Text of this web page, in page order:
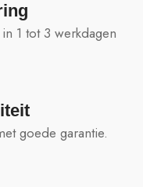
1 tot 3 werkdagen
goede garantie.